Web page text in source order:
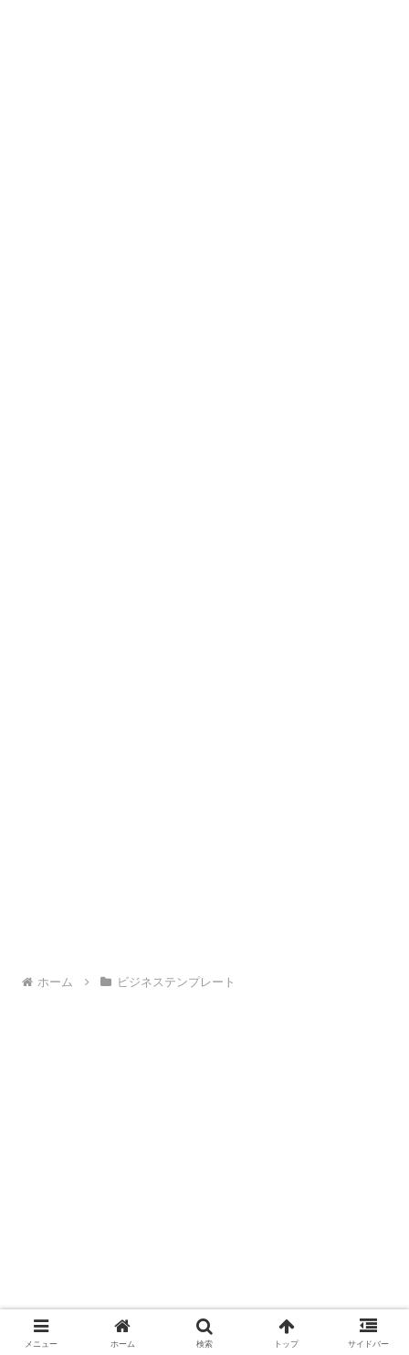
ホーム ビジネステンプレート
メニュー ホーム 検索 トップ サイドバー